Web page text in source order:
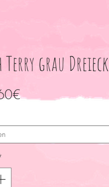
Terry grau Dreieck
Sale-